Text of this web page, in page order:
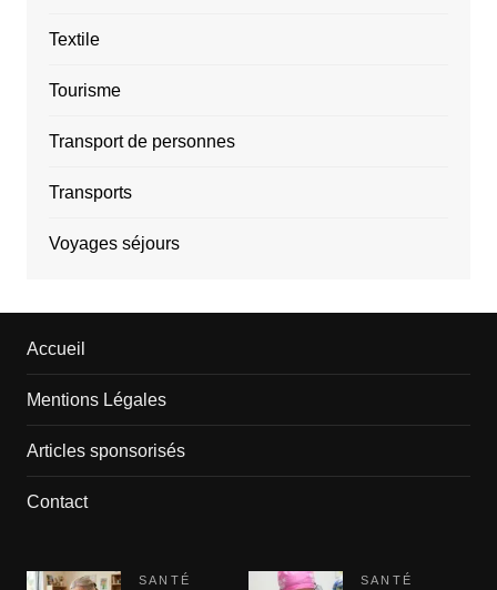
Textile
Tourisme
Transport de personnes
Transports
Voyages séjours
Accueil
Mentions Légales
Articles sponsorisés
Contact
SANTÉ SANTÉ